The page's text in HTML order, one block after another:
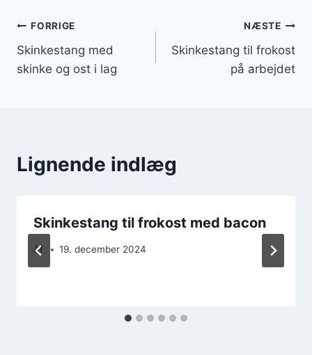
Indlægsnavigation
FORRIGE
Skinkestang med
skinke og ost i lag
NÆSTE
Skinkestang til frokost
på arbejdet
Lignende indlæg
Skinkestang til frokost med bacon
Af 19. december 2024